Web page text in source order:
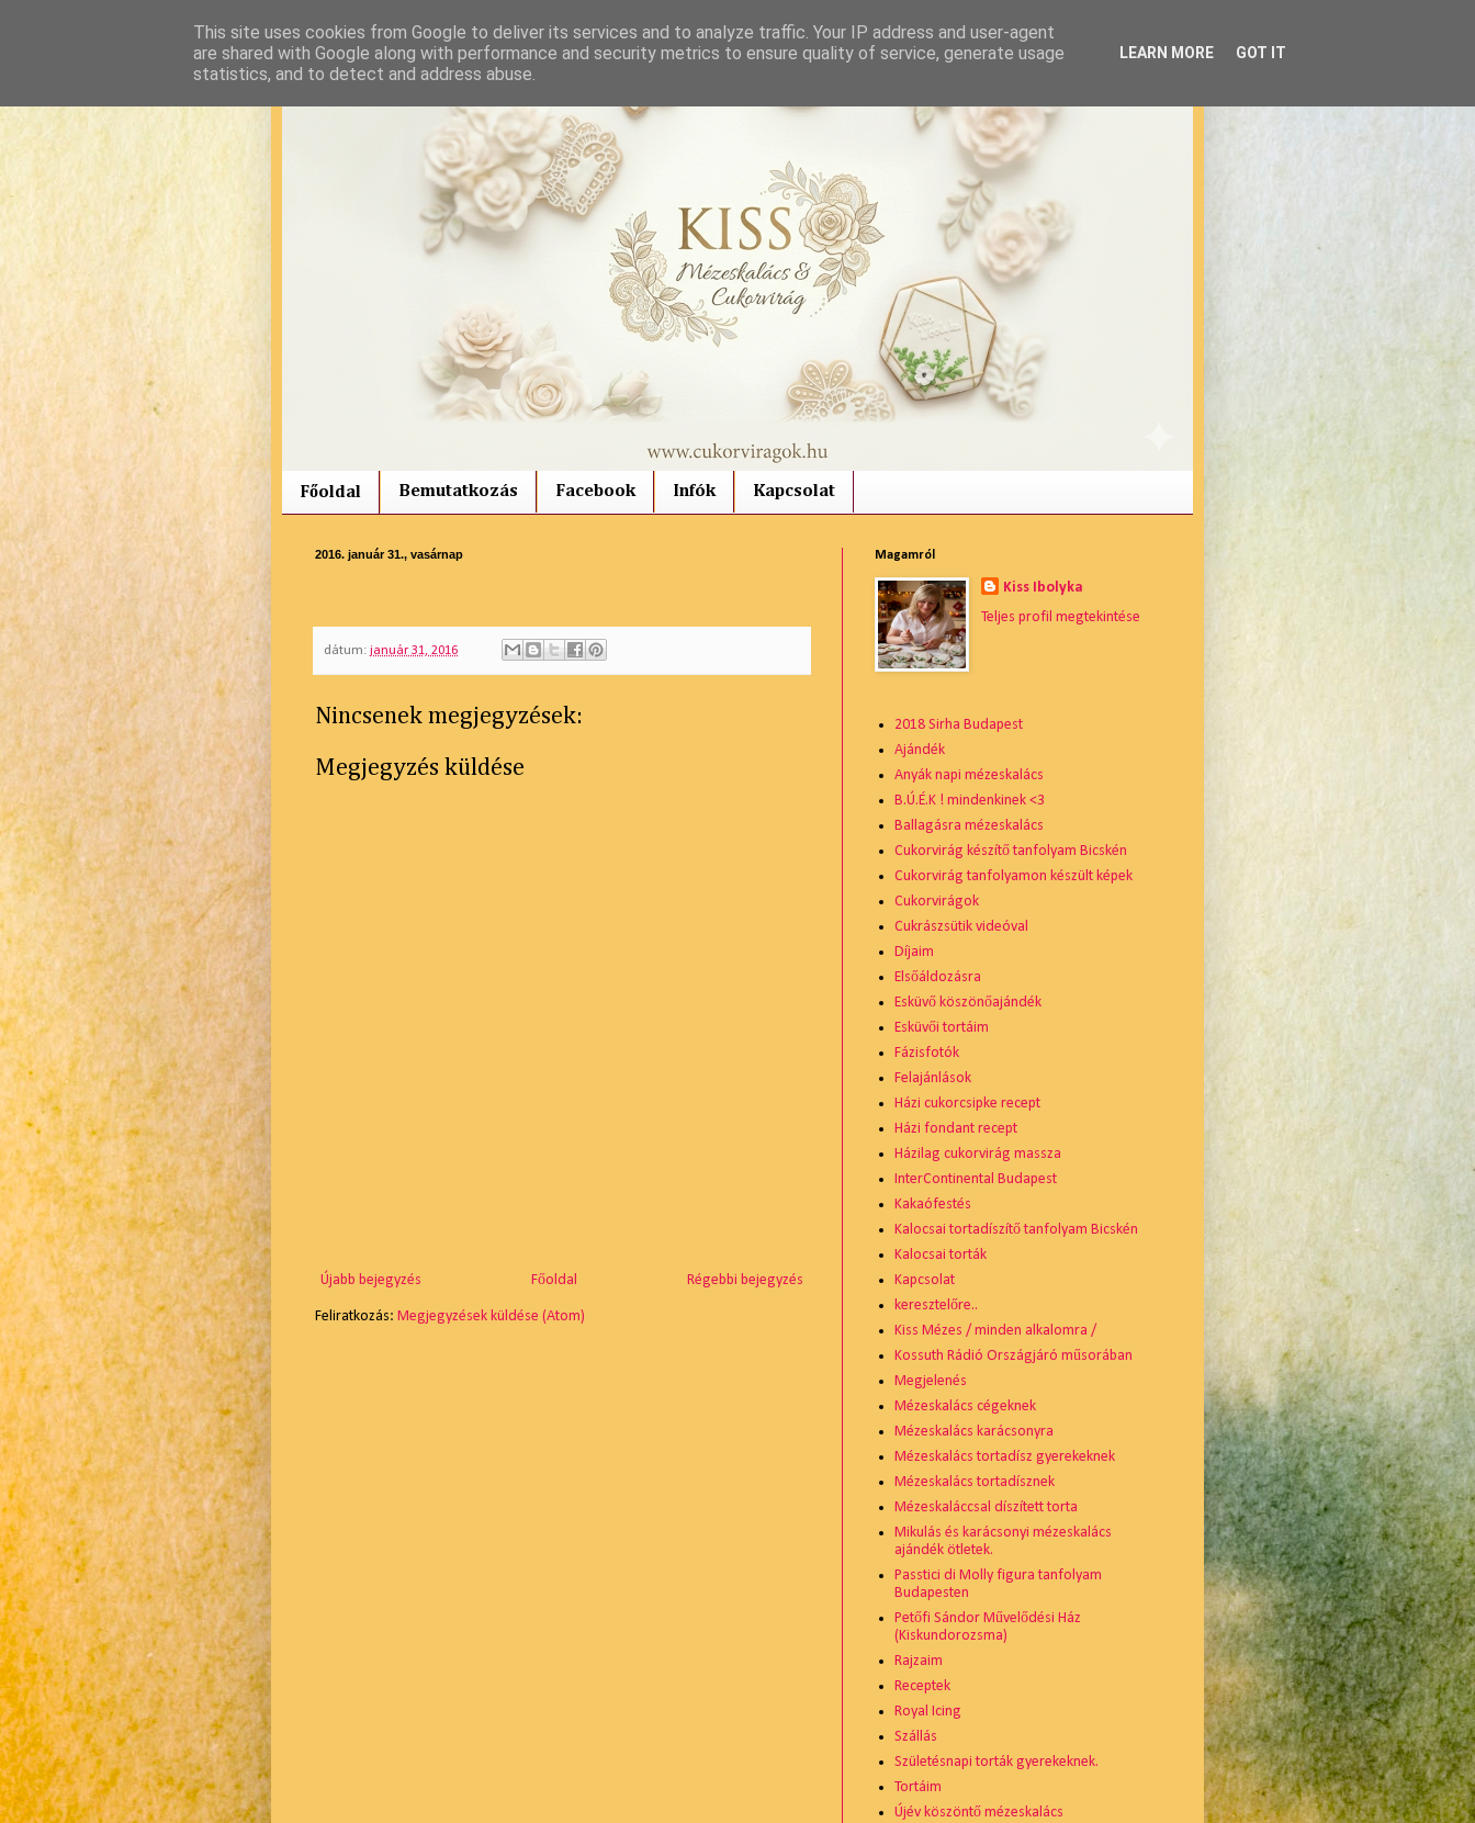
Főoldal Bemutatkozás Facebook Infók Kapcsolat
2016. január 31., vasárnap
dátum: január 31, 2016
Nincsenek megjegyzések:
Megjegyzés küldése
Újabb bejegyzés Régebbi bejegyzés
Főoldal
Feliratkozás: Megjegyzések küldése (Atom)
Magamról
Kiss Ibolyka
Teljes profil megtekintése
2018 Sirha Budapest
Ajándék
Anyák napi mézeskalács
B.Ú.É.K ! mindenkinek <3
Ballagásra mézeskalács
Cukorvirág készítő tanfolyam Bicskén
Cukorvirág tanfolyamon készült képek
Cukorvirágok
Cukrászsütik videóval
Díjaim
Elsőáldozásra
Esküvő köszönőajándék
Esküvői tortáim
Fázisfotók
Felajánlások
Házi cukorcsipke recept
Házi fondant recept
Házilag cukorvirág massza
InterContinental Budapest
Kakaófestés
Kalocsai tortadíszítő tanfolyam Bicskén
Kalocsai torták
Kapcsolat
keresztelőre..
Kiss Mézes / minden alkalomra /
Kossuth Rádió Országjáró műsorában
Megjelenés
Mézeskalács cégeknek
Mézeskalács karácsonyra
Mézeskalács tortadísz gyerekeknek
Mézeskalács tortadísznek
Mézeskaláccsal díszített torta
Mikulás és karácsonyi mézeskalács
ajándék ötletek.
Passtici di Molly figura tanfolyam
Budapesten
Petőfi Sándor Művelődési Ház
(Kiskundorozsma)
Rajzaim
Receptek
Royal Icing
Szállás
Születésnapi torták gyerekeknek.
Tortáim
Újév köszöntő mézeskalács
This site uses cookies from Google to deliver its services and to analyze traffic. Your IP address and user-agent
are shared with Google along with performance and security metrics to ensure quality of service, generate usage
statistics, and to detect and address abuse.
LEARN MORE GOT IT